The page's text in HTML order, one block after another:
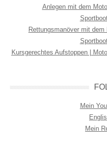
Anlegen mit dem
Rettungsmanöver mit
Kursgerechtes Aufstoppen |
Mein
Mein